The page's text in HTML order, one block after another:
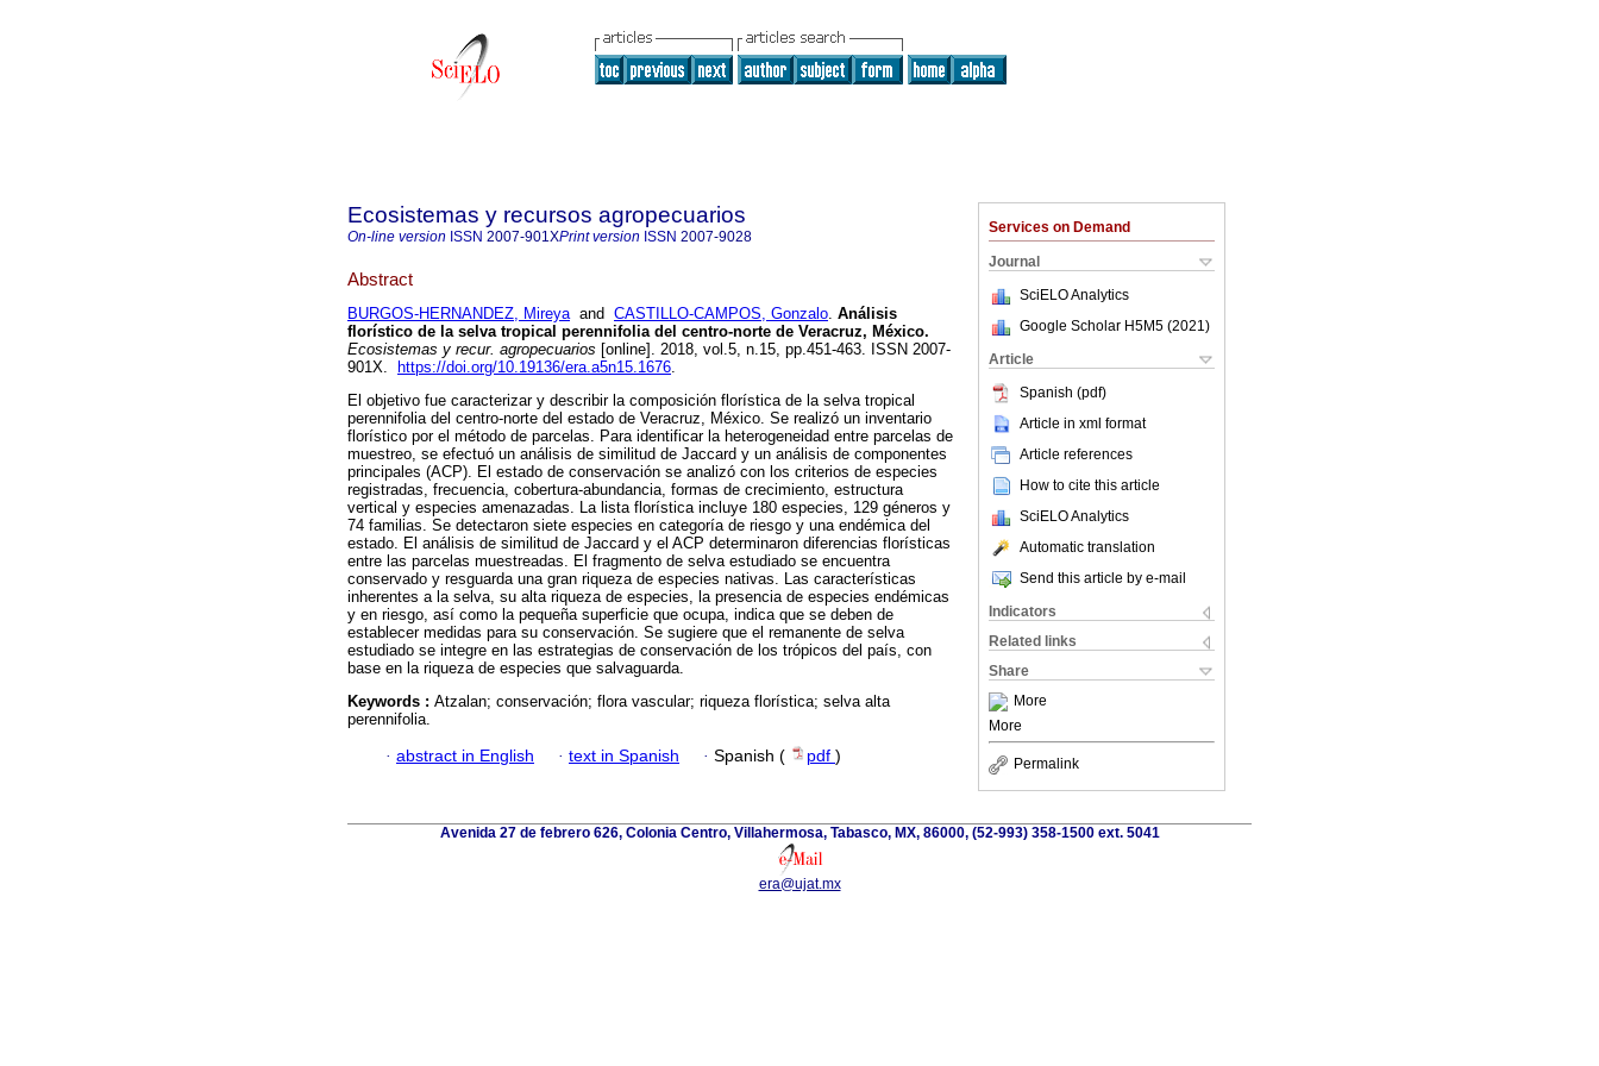
Services on Demand
Journal
SciELO Analytics
Google Scholar H5M5 (2021 )
Article
Spanish (pdf)
Article in xml format
Article references
How to cite this article
SciELO Analytics
Automatic translation
Send this article by e-mail
Indicators
Related links
Share
More
More
Permalink
Ecosistemas y recursos agropecuarios
On-line version ISSN 2007-901XPrint version ISSN 2007-9028
Abstract
BURGOS-HERNANDEZ, Mireyaand CASTILLO-CAMPOS, Gonzalo. Análisis
florístico de la selva tropical perennifolia del centro-norte de Veracruz, México.
Ecosistemas y recur. agropecuarios [online]. 2018, vol.5, n.15, pp.451-463. ISSN 2007-
901X.
https://doi.org/10.19136/era.a5n15.1676.
El objetivo fue caracterizar y describir la composición florística de la selva tropical
perennifolia del centro-norte del estado de Veracruz, México. Se realizó un inventario
florístico por el método de parcelas. Para identificar la heterogeneidad entre parcelas de
muestreo, se efectuó un análisis de similitud de Jaccard y un análisis de componentes
principales (ACP). El estado de conservación se analizó con los criterios de especies
registradas, frecuencia, cobertura-abundancia, formas de crecimiento, estructura
vertical y especies amenazadas. La lista florística incluye 180 especies, 129 géneros y
74 familias. Se detectaron siete especies en categoría de riesgo y una endémica del
estado. El análisis de similitud de Jaccard y el ACP determinaron diferencias florísticas
entre las parcelas muestreadas. El fragmento de selva estudiado se encuentra
conservado y resguarda una gran riqueza de especies nativas. Las características
inherentes a la selva, su alta riqueza de especies, la presencia de especies endémicas
y en riesgo, así como la pequeña superficie que ocupa, indica que se deben de
establecer medidas para su conservación. Se sugiere que el remanente de selva
estudiado se integre en las estrategias de conservación de los trópicos del país, con
base en la riqueza de especies que salvaguarda.
Keywords : Atzalan; conservación; flora vascular; riqueza florística; selva alta
perennifolia.
· abstract in English · text in Spanish · Spanish ( pdf )
Avenida 27 de febrero 626, Colonia Centro, Villahermosa, Tabasco, MX, 86000, (52-993) 358-1500 ext. 5041
era@ujat.mx